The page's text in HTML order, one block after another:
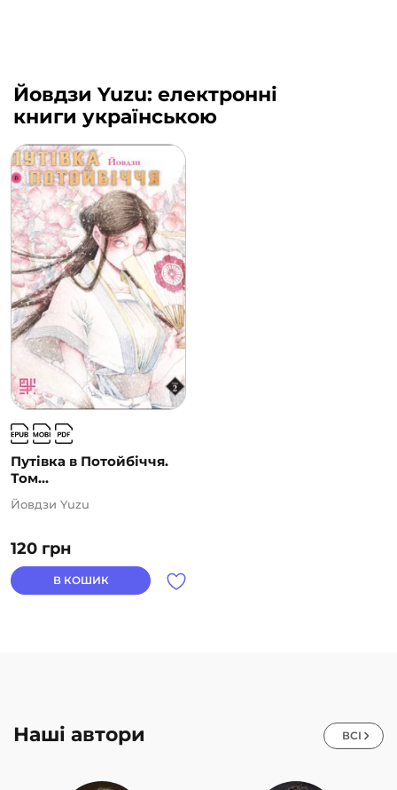
Йовдзи Yuzu: електронні
книги українською
Путівка в Потойбіччя.
Том...
120 грн
Йовдзи Yuzu
В КОШИК
Наші автори ВСІ